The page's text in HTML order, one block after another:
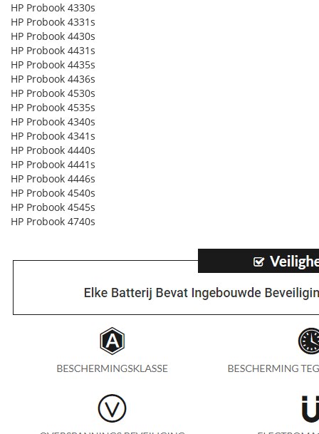
HP Probook 4330s
HP Probook 4331s
HP Probook 4430s
HP Probook 4431s
HP Probook 4435s
HP Probook 4436s
HP Probook 4530s
HP Probook 4535s
HP Probook 4340s
HP Probook 4341s
HP Probook 4440s
HP Probook 4441s
HP Probook 4446s
HP Probook 4540s
HP Probook 4545s
HP Probook 4740s